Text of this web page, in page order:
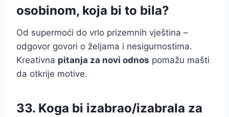
osobinom, koja bi to bila?
Od supermoći do vrlo prizemnih vještina –
odgovor govori o željama i nesigurnostima.
Kreativna pitanja za novi odnos pomažu mašti
da otkrije motive.
33. Koga bi izabrao/izabrala za